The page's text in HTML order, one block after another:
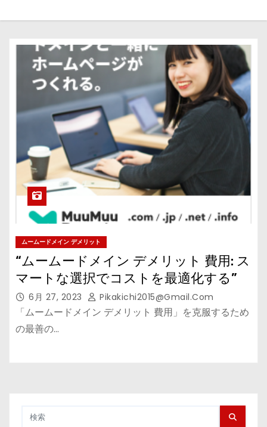
ムームードメイン デメリット
“ムームードメイン デメリット 費用: ス
マートな選択でコストを最適化する”
6月 27, 2023 Pikakichi2015@gmail.com
「ムームードメイン デメリット 費用」を克服するため
の最善の…